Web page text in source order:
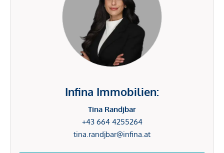
Infina Immobilien:
Tina Randjbar
+43 664 4255264
tina.randjbar@infina.at